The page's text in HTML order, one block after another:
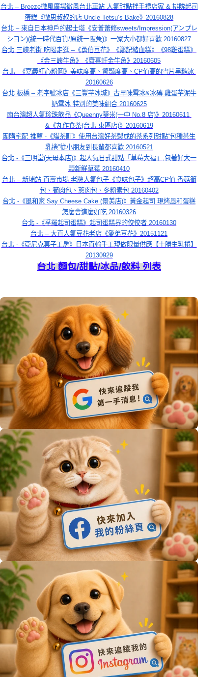
台北 – Breeze微風廣場微風台北車站 人氣甜點拌手禮店家 & 排隊起司
蛋糕《徹思叔叔的店 Uncle Tetsu’s Bake》20160828
台北 – 來自日本神戶的起士塔《安普蕾修sweets/Impression(アンプレ
シヨン)(統一時代百貨/原統一阪急)》一家大小都好喜歡 20160827
台北 三峽老街 吃喝走逛 –《勇伯豆花》《鄭記豬血糕》《98雞蛋糕》
《金三峽牛角》《康喜軒金牛角》20160605
台北 -《嘉義紅心粉圓》美味度高、驚豔度高、CP值高的雪片黑糖冰
20160626
台北 板橋 – 老字號冰店《三豐芋冰城》古早味雪冰&冰磚 雞蛋芋泥牛
奶雪冰 特別的美味組合 20160625
南台灣超人氣珍珠飲品《Queenny葵米(一中 No.8 店)》20160611
&《丸作食茶(台北 東區店)》20160619
團購宅配 推薦 -《貓茶町》使用台灣好茶製成的茶系列甜點”包種茶生
乳捲”從小朋友到長輩都喜歡 20160521
台北 -《三明堂(天母本店)》超人氣日式甜點「草莓大福」,包著好大一
顆新鮮草莓 20160410
台北 – 新埔站 百壽市場 老牌人氣包子《食味包子》超高CP值 香菇筍
包、筍肉包、蔥肉包、冬粉素包 20160402
台北 -《風和家 Say Cheese Cake (景美店)》黃金起司 現烤風和蛋糕
怎麼會這麼好吃 20160326
台北 -《孚羅起司蛋糕》起司蛋糕界的佼佼者 20160130
台北 – 大直人氣豆花老店《愛弟豆花》20151121
台北 -《亞尼克菓子工房》日本直輸手工現做限量供應【十勝生乳捲】
20130929
台北 麵包/甜點/冰品/飲料 列表